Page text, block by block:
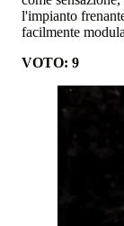
l'impianto
facilmente
VOTO: 9